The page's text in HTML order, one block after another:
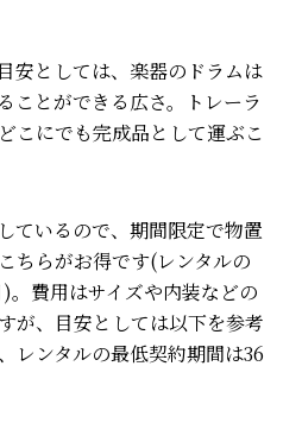
安としては、楽器のドラムは
ことができる広さ。トレーラ
こにでも完成品として運ぶこ
ているので、期間限定で物置
ちらがお得です(レンタルの
。費用はサイズや内装などの
が、目安としては以下を参考
レンタルの最低契約期間は36